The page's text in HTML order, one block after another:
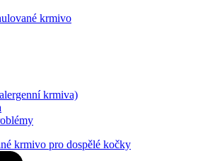
krmivo
krmiva)
krmivo pro dospělé kočky